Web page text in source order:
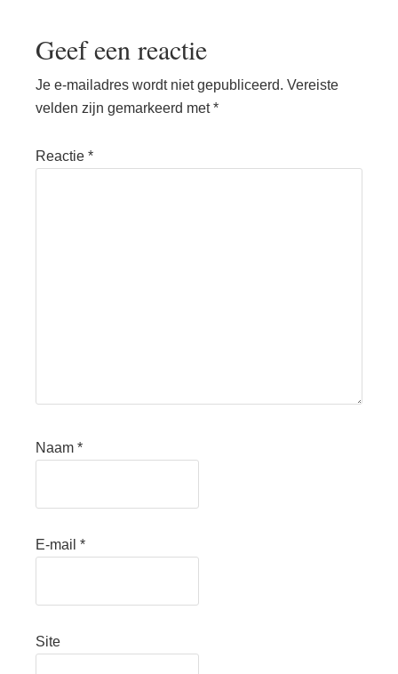
Geef een reactie
Je e-mailadres wordt niet gepubliceerd. Vereiste
velden zijn gemarkeerd met*
Reactie *
Naam *
E-mail *
Site